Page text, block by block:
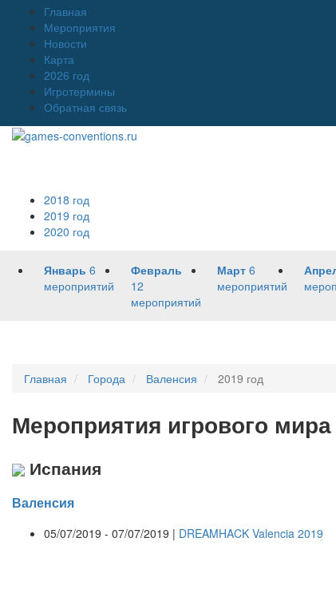
Главная
Мероприятия
Новости
Карта
2026 год
Игротермины
Обратная связь
2018 год
2019 год
2020 год
Январь 6
мероприятий
Февраль
12
мероприятий
Март 6
мероприятий
Главная Города Валенсия 2019 год
Мероприятия игрового
Испания
Валенсия
05/07/2019 - 07/07/2019 | DREAMHACK Valencia 2019